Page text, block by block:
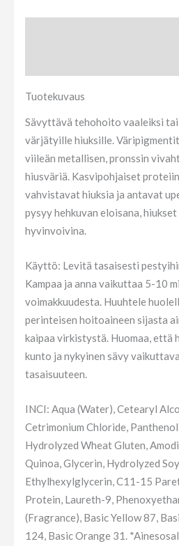
Tuotekuvaus
Sävyttävä tehohoito vaaleiksi
värjätyille hiuksille.
viileän metallisen, pronssin
hiusväriä. Kasvipohjaiset
vahvistavat hiuksia ja antavat
pysyy hehkuvan eloisana,
hyvinvoivina.
Käyttö: Levitä tasaisesti
Kampaa ja anna vaikuttaa 5-10
voimakkuudesta. Huuhtele
perinteisen hoitoaineen sijasta
kaipaa virkistystä. Huomaa, että
kunto ja nykyinen sävy
tasaisuuteen.
INCI: Aqua (Water), Cetearyl
Cetrimonium Chloride,
Hydrolyzed Wheat Gluten,
Quinoa, Glycerin, Hydrolyzed
Ethylhexylglycerin, C11-15
Protein, Laureth-9,
(Fragrance), Basic Yellow 87,
124, Basic Orange 31.